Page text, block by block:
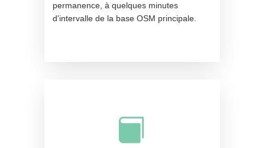
permanence, à quelques minutes
d'intervalle de la base OSM principale.
